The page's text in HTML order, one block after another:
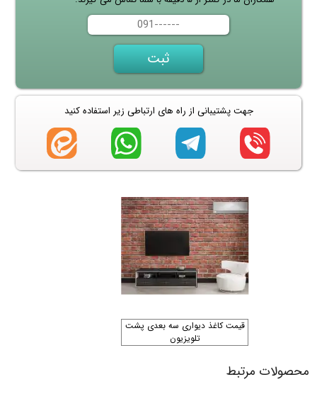
جهت پشتیبانی از راه های ارتباطی زیر استفاده کنید
قیمت کاغذ دیواری سه بعدی پشت
تلویزیون
محصولات مرتبط